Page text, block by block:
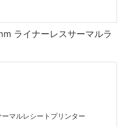
ライナーレスサーマルラ